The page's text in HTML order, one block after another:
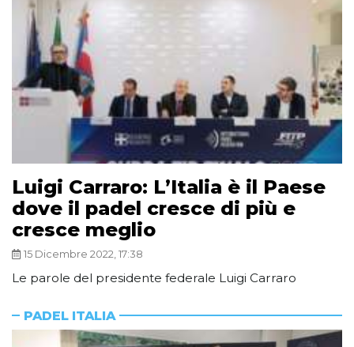
Luigi Carraro: L’Italia è il Paese
dove il padel cresce di più e
cresce meglio
15 Dicembre 2022, 17:38
Le parole del presidente federale Luigi Carraro
PADEL ITALIA